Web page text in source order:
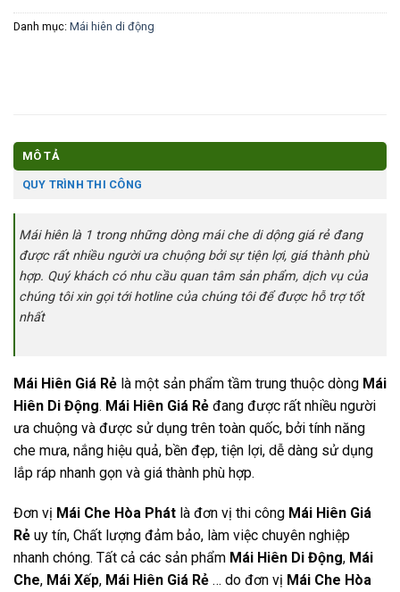
Danh mục: Mái hiên di động
MÔ TẢ
QUY TRÌNH THI CÔNG
Mái hiên là 1 trong những dòng mái che di dộng giá rẻ đang
được rất nhiều người ưa chuộng bởi sự tiện lợi, giá thành phù
hợp. Quý khách có nhu cầu quan tâm sản phẩm, dịch vụ của
chúng tôi xin gọi tới hotline của chúng tôi để được hỗ trợ tốt
nhất
Mái Hiên Giá Rẻ là một sản phẩm tầm trung thuộc dòng Mái
Hiên Di Động. Mái Hiên Giá Rẻ đang được rất nhiều người
ưa chuộng và được sử dụng trên toàn quốc, bởi tính năng
che mưa, nắng hiệu quả, bền đẹp, tiện lợi, dễ dàng sử dụng
lắp ráp nhanh gọn và giá thành phù hợp.
Đơn vị Mái Che Hòa Phát là đơn vị thi công Mái Hiên Giá
Rẻ uy tín, Chất lượng đảm bảo, làm việc chuyên nghiệp
nhanh chóng. Tất cả các sản phẩm Mái Hiên Di Động, Mái
Che, Mái Xếp, Mái Hiên Giá Rẻ … do đơn vị Mái Che Hòa